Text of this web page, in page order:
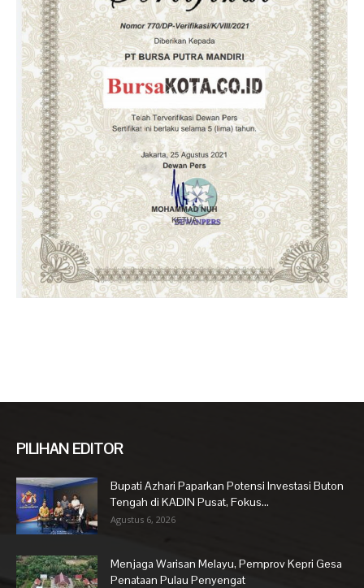
PILIHAN EDITOR
Bupati Azhari Paparkan Potensi Investasi Buton
Tengah di KADIN Pusat, Fokus...
Agustus 6, 2026
Menjaga Warisan Melayu, Pemprov Kepri Gesa
Penataan Pulau Penyengat